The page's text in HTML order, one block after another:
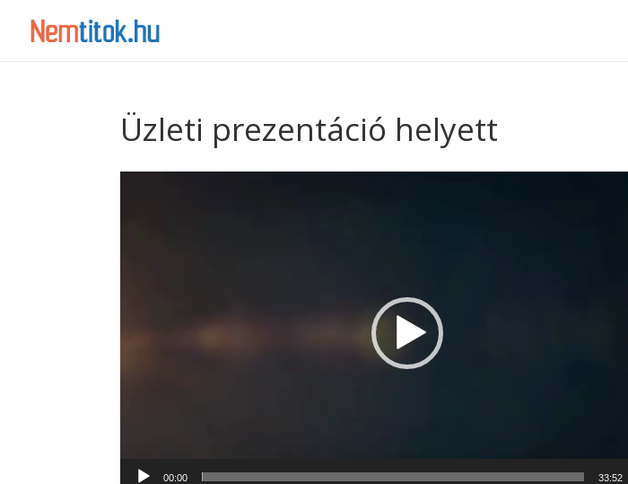
Üzleti prezentáció helyett
00:00 33:52